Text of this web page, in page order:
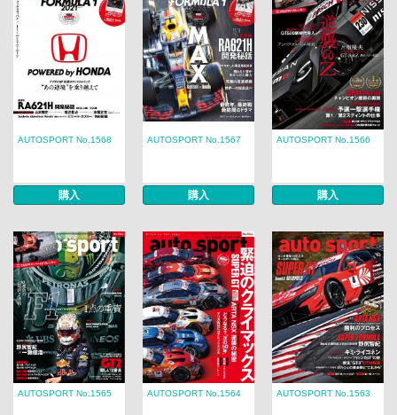
AUTOSPORT No.1568
購入
AUTOSPORT No.1567
購入
AUTOSPORT No.1566
購入
AUTOSPORT No.1565 AUTOSPORT No.1564 AUTOSPORT No.1563